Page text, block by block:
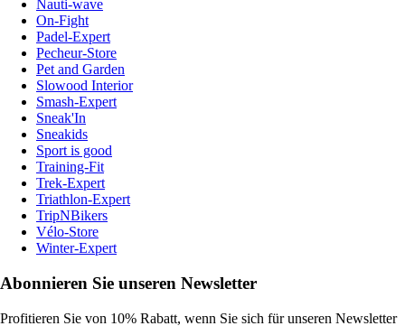
Nauti-wave
On-Fight
Padel-Expert
Pecheur-Store
Pet and Garden
Slowood Interior
Smash-Expert
Sneak'In
Sneakids
Sport is good
Training-Fit
Trek-Expert
Triathlon-Expert
TripNBikers
Vélo-Store
Winter-Expert
Abonnieren Sie unseren Newsletter
Profitieren Sie von 10% Rabatt, wenn Sie sich für unseren Newsletter